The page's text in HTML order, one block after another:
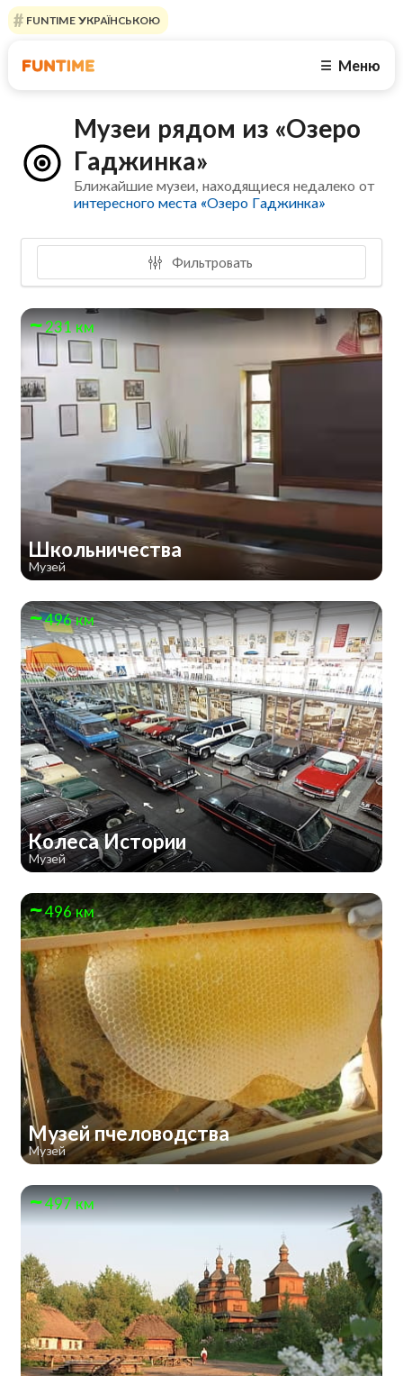
FUNTIME УКРАЇНСЬКОЮ
☰ Меню
Музеи рядом из «Озеро
Гаджинка»
Ближайшие музеи, находящиеся недалеко от
интересного места «Озеро Гаджинка»
Фильтровать
231 км
Школьничества
Музей
496 км
Колеса Истории
Музей
496 км
Музей пчеловодства
Музей
497 км